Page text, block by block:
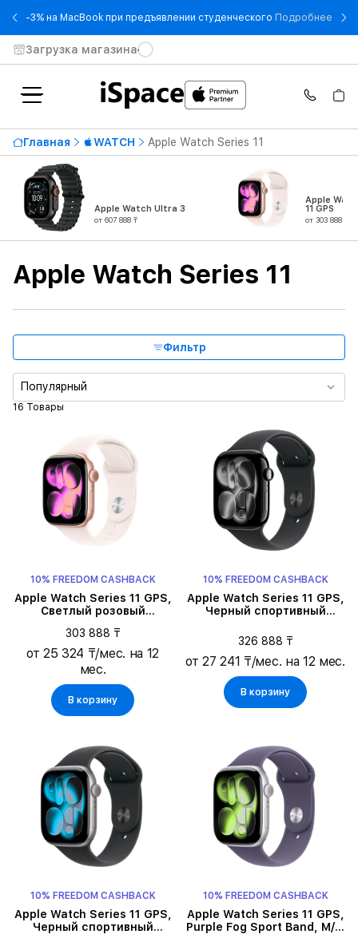
-3% на MacBook при предъявлении студенческого Подробнее - -
Загрузка магазина
Главная WATCH Apple Watch Series 11
Apple Watch Ultra 3
от 607 888 ₸
Apple
11 GPS
от 303 888 ₸
Apple Watch Series 11
Фильтр
Доступность
Цена по возрастанию326 888 ₸
От
Тип продукта
Материал корпуса
Размер корпуса
Размер ремешка
Время работы без подзарядки
Цвет ремешка
Тип ремешка
16 Товары
Популярный
10% FREEDOM CASHBACK
Apple Watch Series 11 GPS,
Светлый розовый
S/M, 42мм, Rose Gold
Aluminium
303 888 ₸
от 25 324 ₸/мес. на 12
мес.
В корзину
10% FREEDOM CASHBACK
Apple Watch Series 11 GPS,
Черный спортивный
Black Aluminium
326 888 ₸
от 27 241 ₸/мес. на 12 мес.
В корзину
10% FREEDOM CASHBACK
Apple Watch Series 11 GPS,
Черный спортивный
10% FREEDOM CASHBACK
Apple Watch Series 11 GPS,
Purple Fog Sport Band, M/L,